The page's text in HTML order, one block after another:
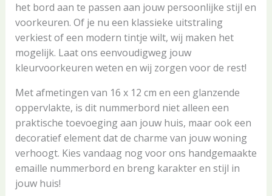
het bord aan te passen aan jouw persoonlijke stijl en
voorkeuren. Of je nu een klassieke uitstraling
verkiest of een modern tintje wilt, wij maken het
mogelijk. Laat ons eenvoudigweg jouw
kleurvoorkeuren weten en wij zorgen voor de rest!
Met afmetingen van 16 x 12 cm en een glanzende
oppervlakte, is dit nummerbord niet alleen een
praktische toevoeging aan jouw huis, maar ook een
decoratief element dat de charme van jouw woning
verhoogt. Kies vandaag nog voor ons handgemaakte
emaille nummerbord en breng karakter en stijl in
jouw huis!